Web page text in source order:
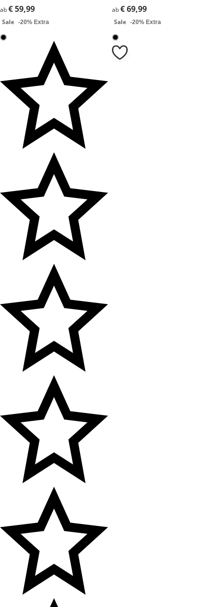
€ 59,99
ab€ 59,99
Sale -20% Extra
€ 69,99
ab€ 69,99
Sale -20% Extra